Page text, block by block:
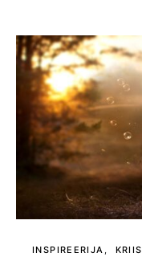
INSPIREERIJA KRIIS